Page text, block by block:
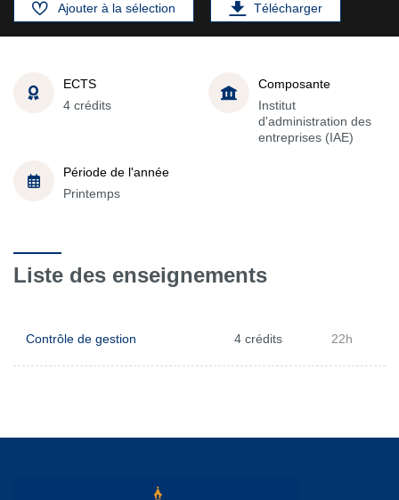
Ajouter à la sélection Télécharger
ECTS
4 crédits
Composante
Institut
d'administration des
entreprises (IAE)
Période de l'année
Printemps
Liste des enseignements
Contrôle de gestion 4 crédits 22h